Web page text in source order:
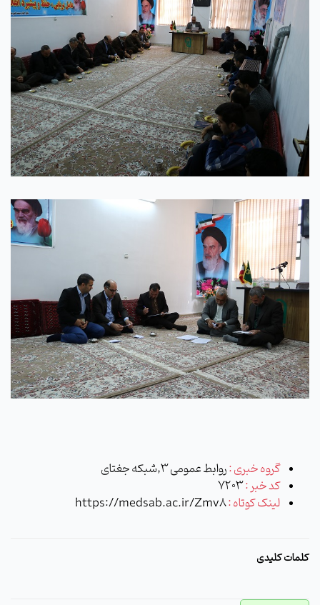
گروه خبری :روابط عمومی 3,شبکه جغتای
کد خبر :7203
لینک کوتاه :https://medsab.ac.ir/Zmv8
کلمات کلیدی